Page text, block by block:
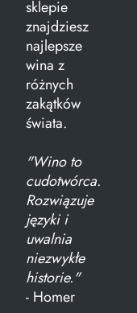
sklepie
znajdziesz
najlepsze
wina z
różnych
zakątków
świata.
"Wino to
cudotwórca.
Rozwiązuje
języki i
uwalnia
niezwykłe
historie."
- Homer